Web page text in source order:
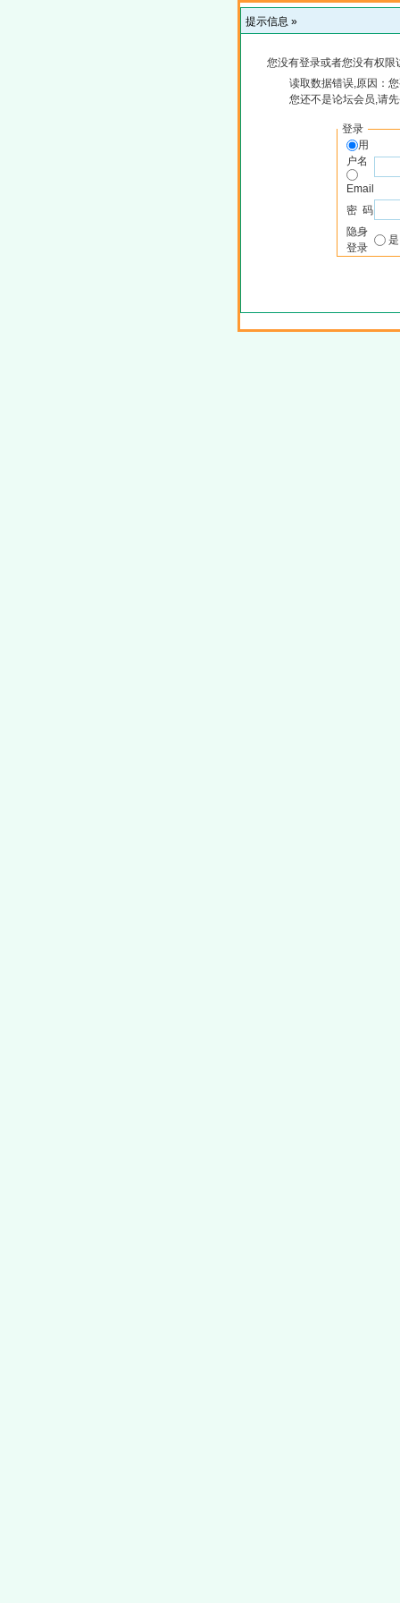
提示信息 »
您没有登录或者您没有权
读取数据错误,原因：
您还不是论坛会员,请
登录
用
户名
Email
密 码
隐身
登录